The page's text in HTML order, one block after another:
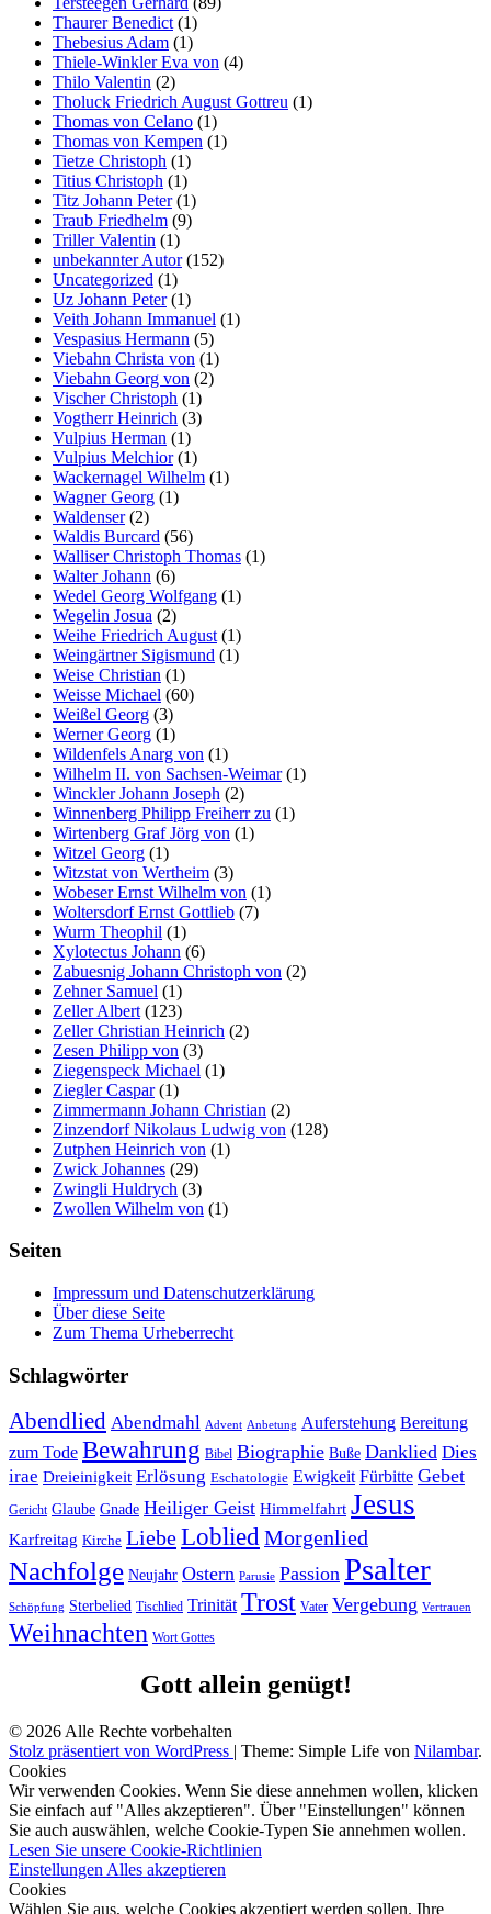
Thaurer Benedict (1)
Thebesius Adam (1)
Thiele-Winkler Eva von (4)
Thilo Valentin (2)
Tholuck Friedrich August Gottreu (1)
Thomas von Celano (1)
Thomas von Kempen (1)
Tietze Christoph (1)
Titius Christoph (1)
Titz Johann Peter(1)
Traub Friedhelm (9)
Triller Valentin (1)
unbekannter Autor(152)
Uncategorized (1)
Uz Johann Peter(1)
Veith Johann Immanuel (1)
Vespasius Hermann (5)
Viebahn Christa von (1)
Viebahn Georg von (2)
Vischer Christoph (1)
Vogtherr Heinrich (3)
Vulpius Herman (1)
Vulpius Melchior(1)
Wackernagel Wilhelm (1)
Wagner Georg (1)
Waldenser(2)
Waldis Burcard (56)
Walliser Christoph Thomas (1)
Walter Johann (6)
Wedel Georg Wolfgang (1)
Wegelin Josua (2)
Weihe Friedrich August (1)
Weingärtner Sigismund (1)
Weise Christian (1)
Weisse Michael (60)
Weißel Georg (3)
Werner Georg (1)
Wildenfels Anarg von (1)
Wilhelm II. von Sachsen-Weimar(1)
Winckler Johann Joseph (2)
Winnenberg Philipp Freiherr zu (1)
Wirtenberg Graf Jörg von (1)
Witzel Georg (1)
Witzstat von Wertheim (3)
Wobeser Ernst Wilhelm von (1)
Woltersdorf Ernst Gottlieb (7)
Wurm Theophil (1)
Xylotectus Johann (6)
Zabuesnig Johann Christoph von (2)
Zehner Samuel (1)
Zeller Albert (123)
Zeller Christian Heinrich (2)
Zesen Philipp von (3)
Ziegenspeck Michael (1)
Ziegler Caspar(1)
Zimmermann Johann Christian (2)
Zinzendorf Nikolaus Ludwig von (128)
Zutphen Heinrich von (1)
Zwick Johannes (29)
Zwingli Huldrych (3)
Zwollen Wilhelm von (1)
Seiten
Impressum und Datenschutzerklärung
Über diese Seite
Zum Thema Urheberrecht
Schlagwörter
Abendlied Abendmahl Advent Anbetung Auferstehung Bereitung
zum Tode Bewahrung Bibel Biographie Buße Danklied Dies
irae Dreieinigkeit Erlösung Eschatologie Ewigkeit Fürbitte Gebet
Gericht Glaube Gnade Heiliger Geist Himmelfahrt Jesus
Karfreitag Kirche LiebeLobliedMorgenlied
Nachfolge Neujahr Ostern Parusie Passion Psalter
Schöpfung Sterbelied Tischlied Trinität Trost Vater Vergebung Vertrauen
Weihnachten Wort Gottes
Gott allein genügt!
© 2026 Alle Rechte vorbehalten
Stolz präsentiert von WordPress | Theme: Simple Life von Nilambar.
Cookies
Wir verwenden Cookies. Wenn Sie diese annehmen wollen, klicken
Sie einfach auf "Alles akzeptieren". Über "Einstellungen" können
Sie auch auswählen, welche Cookie-Typen Sie annehmen wollen.
Lesen Sie unsere Cookie-Richtlinien
Einstellungen Alles akzeptieren
Cookies
Wählen Sie aus, welche Cookies akzeptiert werden sollen. Ihre